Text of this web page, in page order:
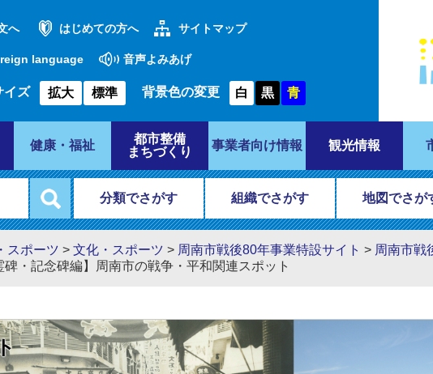
へ はじめての方へ サイトマップ
language 音声よみあげ
イズ 拡大 標準 背景色の変更 白 黒 青
健康・福祉
都市整備
まちづくり
事業者向け情報 観光情報
分類でさがす 組織でさがす 地図でさが
スポーツ > 文化・スポーツ > 周南市戦後80年事業特設サイト > 周南市戦
碑・記念碑編】周南市の戦争・平和関連スポット